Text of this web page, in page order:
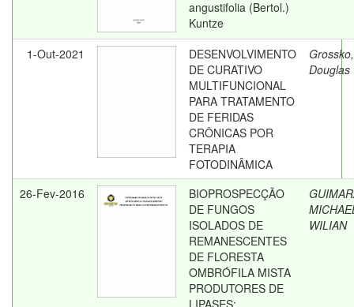
angustifolia (Bertol.)
Kuntze
1-Out-2021
DESENVOLVIMENTO
DE CURATIVO
MULTIFUNCIONAL
PARA TRATAMENTO
DE FERIDAS
CRÔNICAS POR
TERAPIA
FOTODINÂMICA
Grossko,
Douglas
26-Fev-2016
BIOPROSPECÇÃO
DE FUNGOS
ISOLADOS DE
REMANESCENTES
DE FLORESTA
OMBRÓFILA MISTA
PRODUTORES DE
LIPASES:
WILIAN